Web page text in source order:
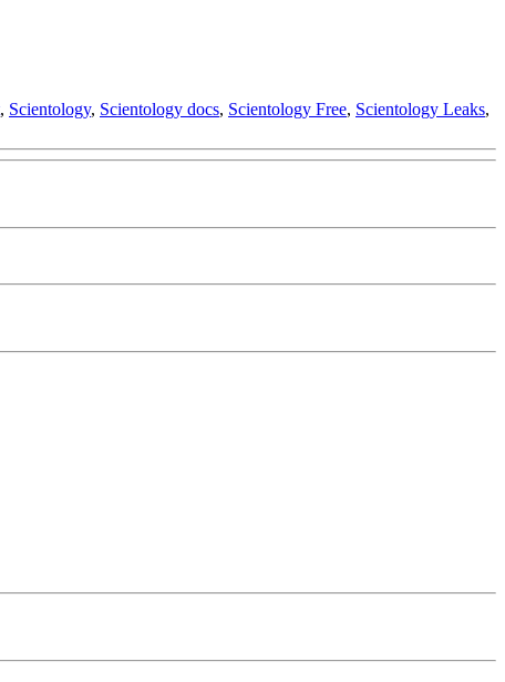
, Scientology, Scientology docs, Scientology Free, Scientology Leaks,